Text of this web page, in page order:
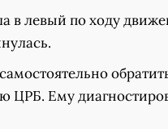
в левый по ходу
ЦРБ. Ему